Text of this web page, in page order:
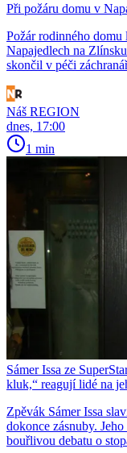
Při požáru domu v
Požár rodinného
Napajedlech na
skončil v péči
Náš REGION
dnes, 17:00
1 min
Sámer Issa ze
kluk,“ reagují lidé na
Zpěvák Sámer Issa
dokonce zásnuby.
bouřlivou debatu o